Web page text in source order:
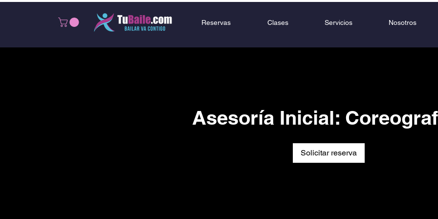
Reservas Clases Servicios Nosotros
Asesoría Inicial:
Solicitar reserva